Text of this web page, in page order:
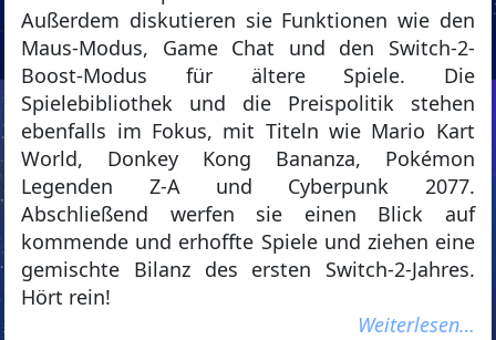
Außerdem diskutieren sie Funktionen wie den
Maus-Modus, Game Chat und den Switch-2-
Boost-Modus für ältere Spiele. Die
Spielebibliothek und die Preispolitik stehen
ebenfalls im Fokus, mit Titeln wie Mario Kart
World, Donkey Kong Bananza, Pokémon
Legenden Z-A und Cyberpunk 2077.
Abschließend werfen sie einen Blick auf
kommende und erhoffte Spiele und ziehen eine
gemischte Bilanz des ersten Switch-2-Jahres.
Hört rein!
Weiterlesen…